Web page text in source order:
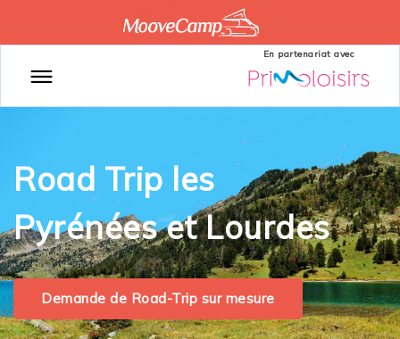
En partenariat avec
Road Trip les
Pyrénées et Lourdes
Demande de Road-Trip sur mesure